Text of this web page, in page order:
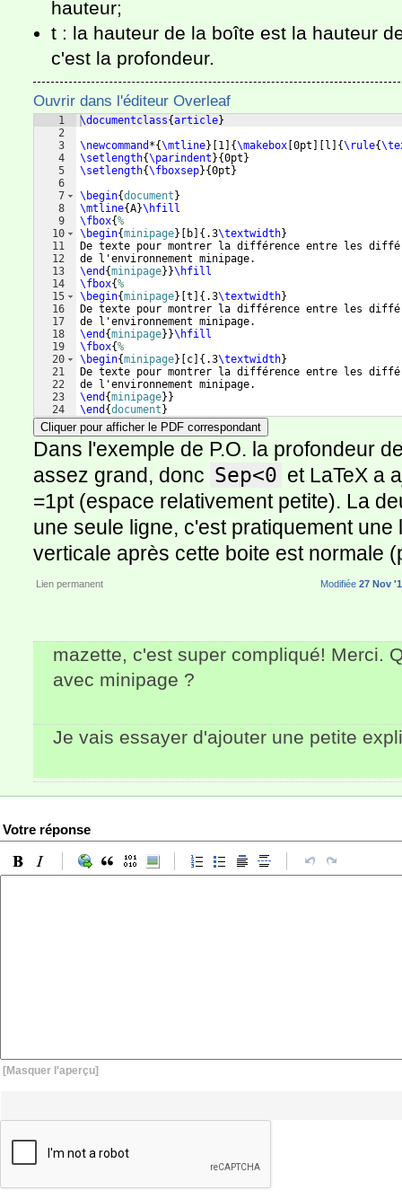
hauteur;
t : la hauteur de la boîte est la hauteur
c'est la profondeur.
Ouvrir dans l'éditeur Overleaf
1
2
3
4
5
6
7
8
9
10
11
12
13
14
15
16
17
18
19
20
21
22
23
24
\documentclass{article}
\newcommand *{\mtline} 1 {\makebox 0pt l {\rule{
\setlength{\parindent }{0pt }
\setlength{\fboxsep}{0pt }
\begin{document }
\mtline{A}\hfill
\fbox{%
\begin{minipage} b { .3\textwidth}
De texte pour montrer la différence entre les
de l'environnement minipage.
\end {minipage} }\hfill
\fbox{%
\begin{minipage} t { .3\textwidth}
De texte pour montrer la différence entre les
de l'environnement minipage.
\end {minipage} }\hfill
\fbox{%
\begin{minipage} c { .3\textwidth}
De texte pour montrer la différence entre les
de l'environnement minipage.
\end {minipage} }
\end {document }
Cliquer pour afficher le PDF correspondant
Dans l'exemple de P.O. la profondeur
assez grand, donc Sep<0 et LaTeX a
=1pt (espace relativement petite). La
une seule ligne, c'est pratiquement
verticale après cette boite est normale
Lien permanent Modifiée 27 Nov
mazette, c'est super compliqué! Merci.
avec minipage ?
Je vais essayer d'ajouter une petite
Votre réponse
[Masquer l'aperçu]